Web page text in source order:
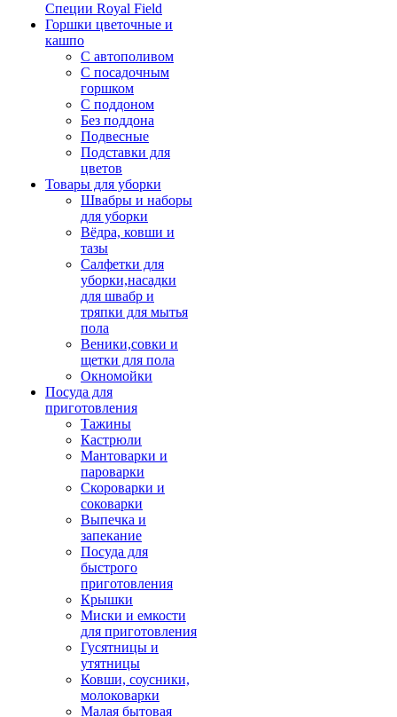
Специи Royal Field
Горшки цветочные и
кашпо
С автополивом
С посадочным
горшком
С поддоном
Без поддона
Подвесные
Подставки для
цветов
Товары для уборки
Швабры и наборы
для уборки
Вёдра, ковши и
тазы
Салфетки для
уборки,насадки
для швабр и
тряпки для мытья
пола
Веники,совки и
щетки для пола
Окномойки
Посуда для
приготовления
Тажины
Кастрюли
Мантоварки и
пароварки
Скороварки и
соковарки
Выпечка и
запекание
Посуда для
быстрого
приготовления
Крышки
Миски и емкости
для приготовления
Гусятницы и
утятницы
Ковши, соусники,
молоковарки
Малая бытовая